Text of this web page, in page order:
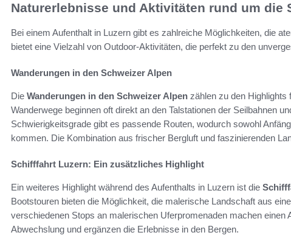
Naturerlebnisse und Aktivitäten rund um die
Bei einem Aufenthalt in Luzern gibt es zahlreiche Möglichkeiten, die
bietet eine Vielzahl von Outdoor-Aktivitäten, die perfekt zu den
Wanderungen in den Schweizer Alpen
Die Wanderungen in den Schweizer Alpen zählen zu den Highlights
Wanderwege beginnen oft direkt an den Talstationen der Seilbahnen
Schwierigkeitsgrade gibt es passende Routen, wodurch sowohl
kommen. Die Kombination aus frischer Bergluft und faszinierenden
Schifffahrt Luzern: Ein zusätzliches Highlight
Ein weiteres Highlight während des Aufenthalts in Luzern ist die
Bootstouren bieten die Möglichkeit, die malerische Landschaft aus
verschiedenen Stops an malerischen Uferpromenaden machen
Abwechslung und ergänzen die Erlebnisse in den Bergen.